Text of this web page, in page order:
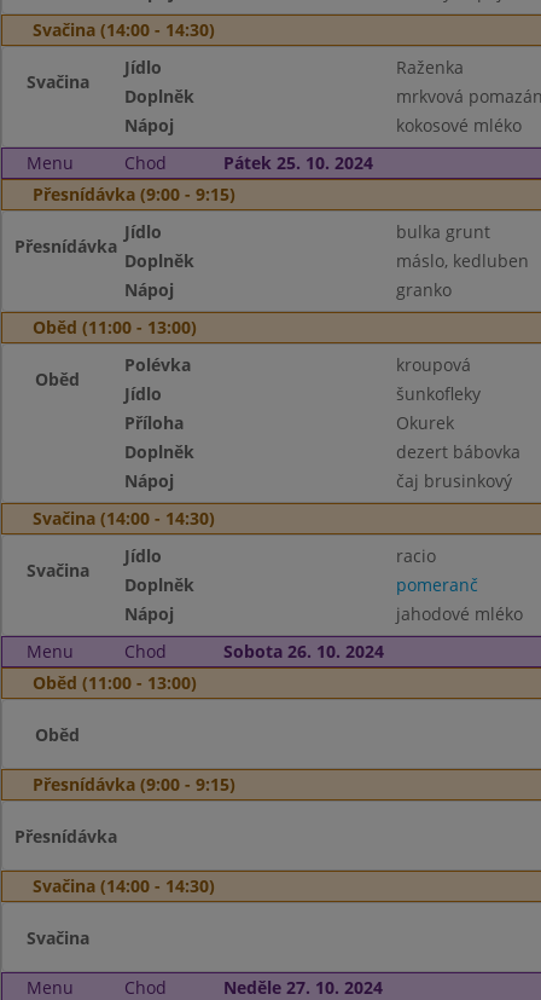
Svačina (14:00 - 14:30)
Svačina
Jídlo
Raženka
Doplněk
mrkvová
Nápoj
kokosové mléko
Menu
Chod
Pátek 25. 10. 2024
Přesnídávka (9:00 - 9:15)
Přesnídávka
Jídlo
bulka grunt
Doplněk
máslo, kedluben
Nápoj
granko
Oběd (11:00 - 13:00)
Oběd
Polévka
kroupová
Jídlo
šunkofleky
Příloha
Okurek
Doplněk
dezert bábovka
Nápoj
čaj brusinkový
Svačina (14:00 - 14:30)
Svačina
Jídlo
racio
Doplněk
pomeranč
Nápoj
jahodové mléko
Menu
Chod
Sobota 26. 10. 2024
Oběd (11:00 - 13:00)
Oběd
Přesnídávka (9:00 - 9:15)
Přesnídávka
Svačina (14:00 - 14:30)
Svačina
Menu Chod
Neděle 27. 10. 2024